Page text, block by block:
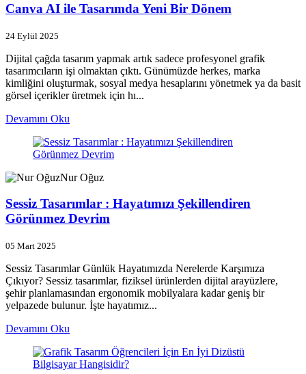
Canva AI ile Tasarımda Yeni Bir Dönem
24 Eylül 2025
Dijital çağda tasarım yapmak artık sadece profesyonel grafik
tasarımcıların işi olmaktan çıktı. Günümüzde herkes, marka
kimliğini oluşturmak, sosyal medya hesaplarını yönetmek ya da basit
görsel içerikler üretmek için hı...
Devamını Oku
Nur Oğuz
Sessiz Tasarımlar : Hayatımızı Şekillendiren
Görünmez Devrim
05 Mart 2025
Sessiz Tasarımlar Günlük Hayatımızda Nerelerde Karşımıza
Çıkıyor? Sessiz tasarımlar, fiziksel ürünlerden dijital arayüzlere,
şehir planlamasından ergonomik mobilyalara kadar geniş bir
yelpazede bulunur. İşte hayatımız...
Devamını Oku